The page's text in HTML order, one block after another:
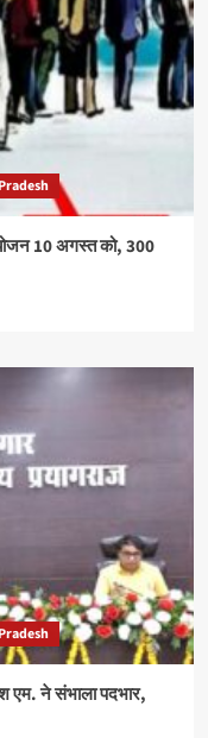
10 अगस्त को, 300
एम. ने संभाला पदभार,